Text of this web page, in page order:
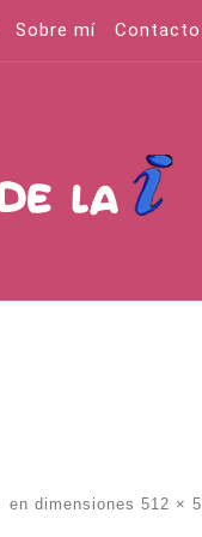
Sobre mí Contacto
en dimensiones 512 ×